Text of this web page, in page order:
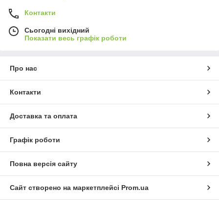
Контакти
Сьогодні вихідний
Показати весь графік роботи
Про нас
Контакти
Доставка та оплата
Графік роботи
Повна версія сайту
Сайт створено на маркетплейсі Prom.ua